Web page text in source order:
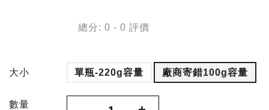
總分: 0 - 0 評價
大小 單瓶-220g容量 廠商寄錯100g容量
數量